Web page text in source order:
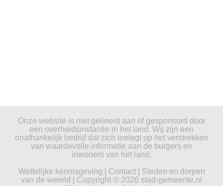
Onze website is niet gelieerd aan of gesponsord door
een overheidsinstantie in het land. Wij zijn een
onafhankelijk bedrijf dat zich toelegt op het verstrekken
van waardevolle informatie aan de burgers en
inwoners van het land.
Wettelijke kennisgeving
Contact| Steden en dorpen
van de wereld
| Copyright © 2026 stad-gemeente.nl